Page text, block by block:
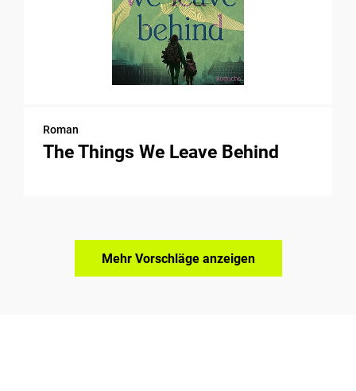
Roman
The Things We Leave Behind
Mehr Vorschläge anzeigen